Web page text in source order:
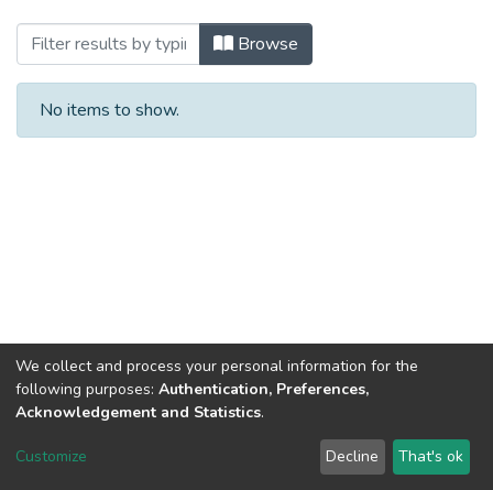
Browsing 2023 (ЕП_МКР) by Title
Browse
No items to show.
Dspace & Volodymyr Dahl East Ukrainian National University
LYRASIS
Send Feedback
We collect and process your personal information for the
following purposes: Authentication, Preferences,
Acknowledgement and Statistics.
Customize Decline That's ok